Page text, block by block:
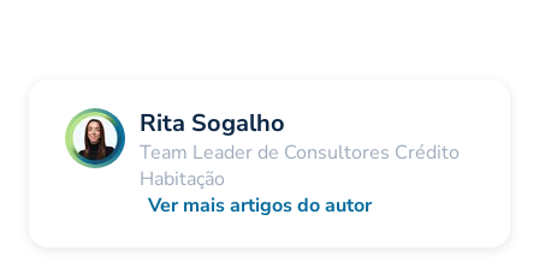
Rita Sogalho
Team Leader de Consultores Crédito
Habitação
Ver mais artigos do autor